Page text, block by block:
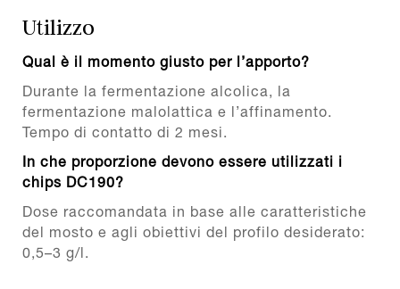
Utilizzo
Qual è il momento giusto per l’apporto?
Durante la fermentazione alcolica, la
fermentazione malolattica e l’affinamento.
Tempo di contatto di 2 mesi.
In che proporzione devono essere utilizzati i
chips DC190?
Dose raccomandata in base alle caratteristiche
del mosto e agli obiettivi del profilo desiderato:
0,5–3 g/l.